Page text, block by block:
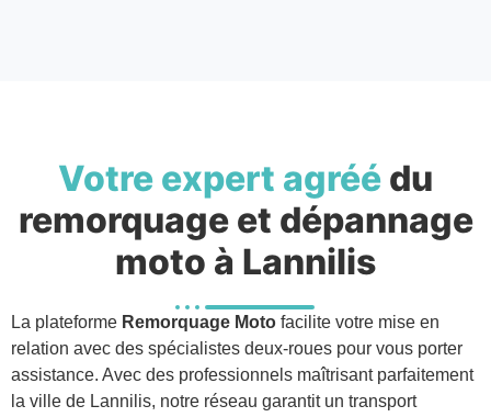
Votre expert agréé du
remorquage et dépannage
moto à Lannilis
La plateforme Remorquage Moto facilite votre mise en
relation avec des spécialistes deux-roues pour vous porter
assistance. Avec des professionnels maîtrisant parfaitement
la ville de Lannilis, notre réseau garantit un transport